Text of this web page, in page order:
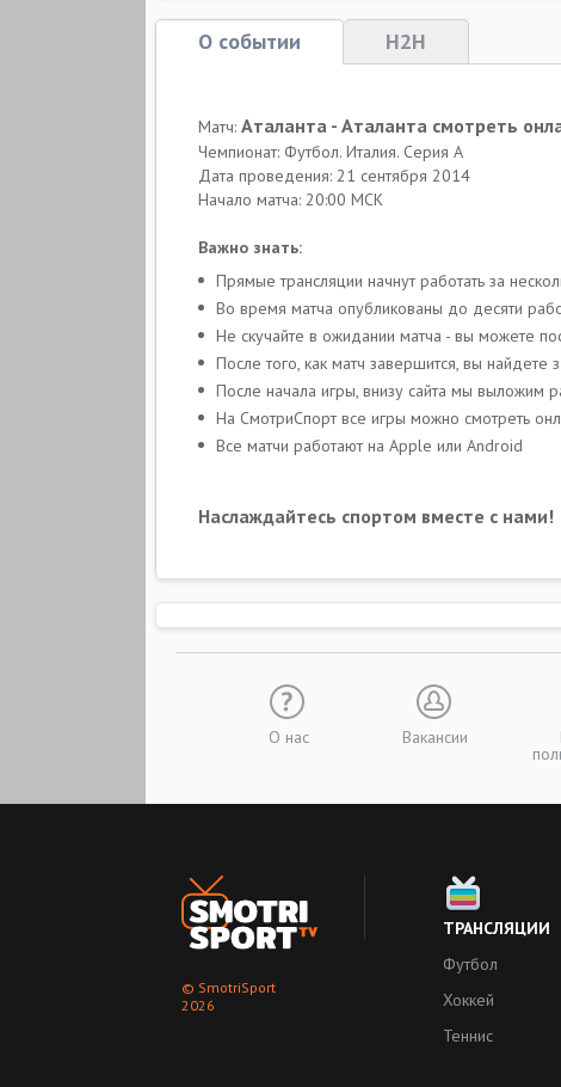
О событии H2H
Матч: Аталанта - Аталанта смотреть
Чемпионат: Футбол. Италия. Серия А
Дата проведения: 21 сентября 2014
Начало матча: 20:00 МСК
Важно знать:
Прямые трансляции начнут работать за
Во время матча опубликованы до десяти
Не скучайте в ожидании матча - вы можете
После того, как матч завершится, вы
После начала игры, внизу сайта мы выложим
На СмотриСпорт все игры можно смотреть
Все матчи работают на Apple или Android
Наслаждайтесь спортом вместе с нами!
О нас Вакансии
© SmotriSport
2026
ТРАНСЛЯЦИИ
Футбол
Хоккей
Теннис